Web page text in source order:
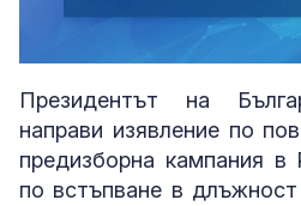
Президентът на
направи изявление по
предизборна кампания
по встъпване в